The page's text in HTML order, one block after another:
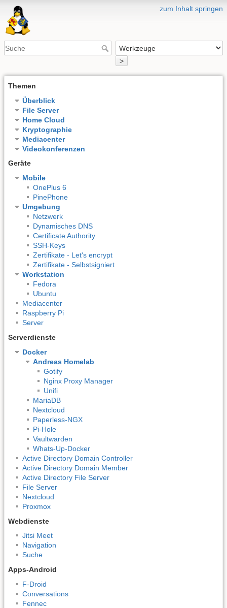
zum Inhalt springen
>
Themen
Überblick
File Server
Home Cloud
Kryptographie
Mediacenter
Videokonferenzen
Geräte
Mobile
OnePlus 6
PinePhone
Umgebung
Netzwerk
Dynamisches DNS
Certificate Authority
SSH-Keys
Zertifikate - Let's encrypt
Zertifikate - Selbstsigniert
Workstation
Fedora
Ubuntu
Mediacenter
Raspberry Pi
Server
Serverdienste
Docker
Andreas Homelab
Gotify
Nginx Proxy Manager
Unifi
MariaDB
Nextcloud
Paperless-NGX
Pi-Hole
Vaultwarden
Whats-Up-Docker
Active Directory Domain Controller
Active Directory Domain Member
Active Directory File Server
File Server
Nextcloud
Proxmox
Webdienste
Jitsi Meet
Navigation
Suche
Apps-Android
F-Droid
Conversations
Fennec